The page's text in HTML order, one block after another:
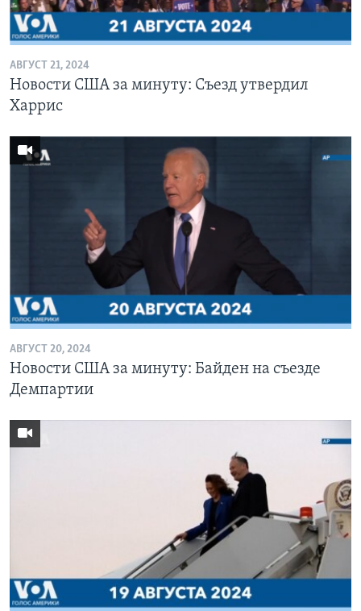
АВГУСТ 21, 2024
Новости США за минуту: Съезд утвердил
Харрис
АВГУСТ 20, 2024
Новости США за минуту: Байден на съезде
Демпартии